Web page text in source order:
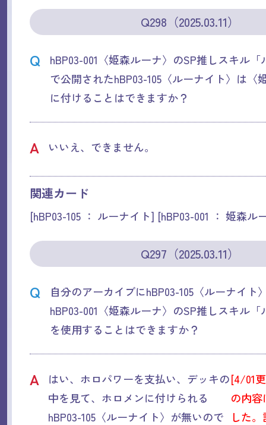
Q298（2025.03.11）
Q
hBP03-001〈姫森ルーナ〉のSP推しスキル
で公開されたhBP03-105〈ルーナイト〉は〈
に付けることはできますか？
A いいえ、できません。
関連カード
[hBP03-105 ： ルーナイト] [hBP03-001 ： 姫森ル
Q297（2025.03.11）
Q
自分のアーカイブにhBP03-105〈ルーナイト
hBP03-001〈姫森ルーナ〉のSP推しスキル
を使用することはできますか？
A
はい、ホロパワーを支払い、デッキの
中を見て、ホロメンに付けられる
hBP03-105〈ルーナイト〉が無いので
[4/01
の内
した